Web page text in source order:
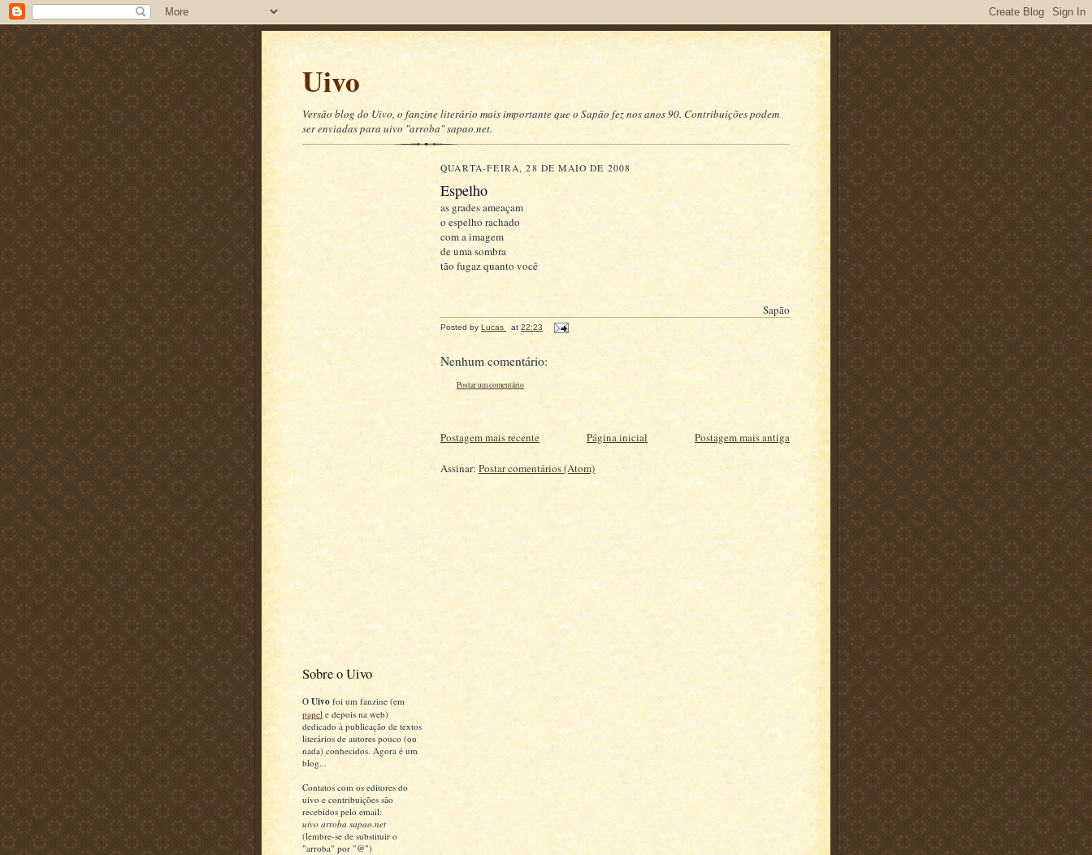
Uivo
Versão blog do Uivo, o fanzine literário mais importante que o Sapão fez nos anos 90. Contribuições podem
ser enviadas para uivo "arroba" sapao.net.
Sobre o Uivo
O Uivo foi um fanzine (em
papel e depois na web)
dedicado à publicação de textos
literários de autores pouco (ou
nada) conhecidos. Agora é um
blog...
Contatos com os editores do
uivo e contribuições são
recebidos pelo email:
uivo arroba sapao.net
(lembre-se de substituir o
"arroba" por "@")
QUARTA-FEIRA, 28 DE MAIO DE 2008
Espelho
as grades ameaçam
o espelho rachado
com a imagem
de uma sombra
tão fugaz quanto você
Sapão
Posted by Lucas at 22:23
Nenhum comentário:
Postar um comentário
Postagem mais recente Postagem mais antiga
Página inicial
Assinar: Postar comentários (Atom)